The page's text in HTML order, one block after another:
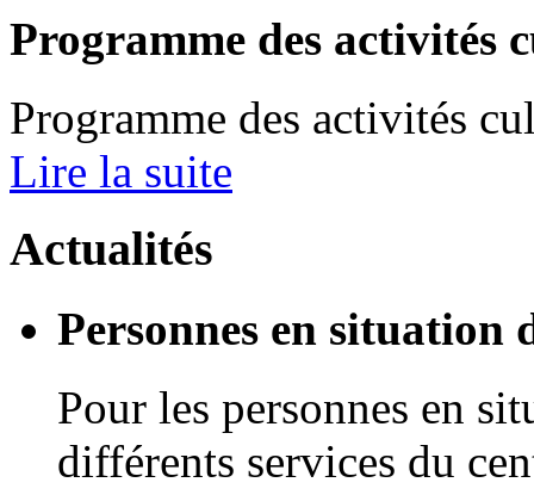
Programme des activités
Programme des activités
Lire la suite
Actualités
Personnes en situation
Pour les personnes en
différents services du